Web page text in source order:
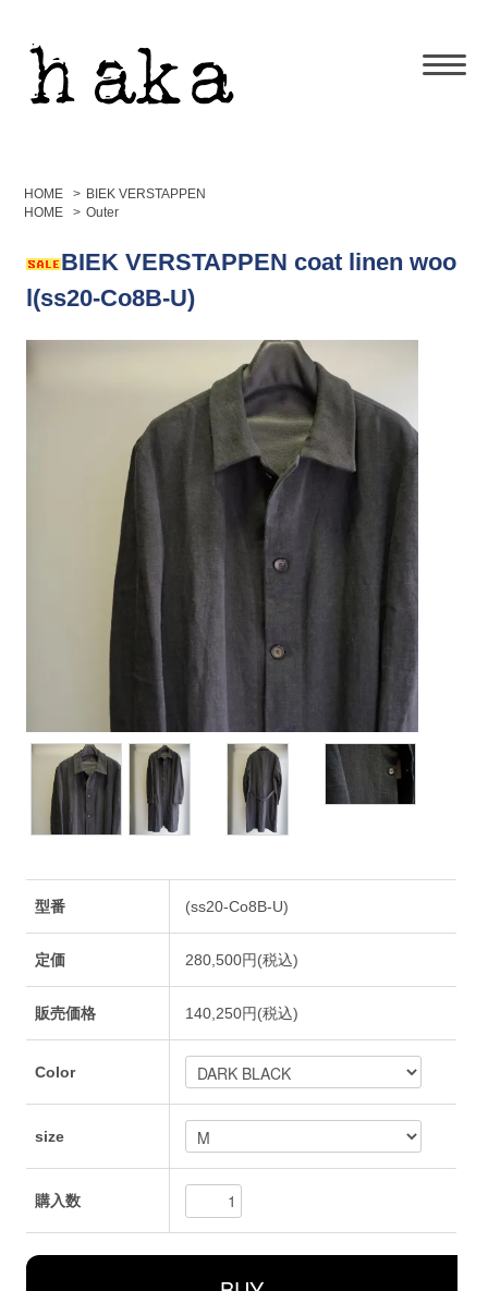
HOME > BIEK VERSTAPPEN
HOME
> Outer
BIEK VERSTAPPEN coat linen woo
l(ss20-Co8B-U)
型番 (ss20-Co8B-U)
定価 280,500円(税込)
販売価格 140,250円(税込)
Color
size
購入数